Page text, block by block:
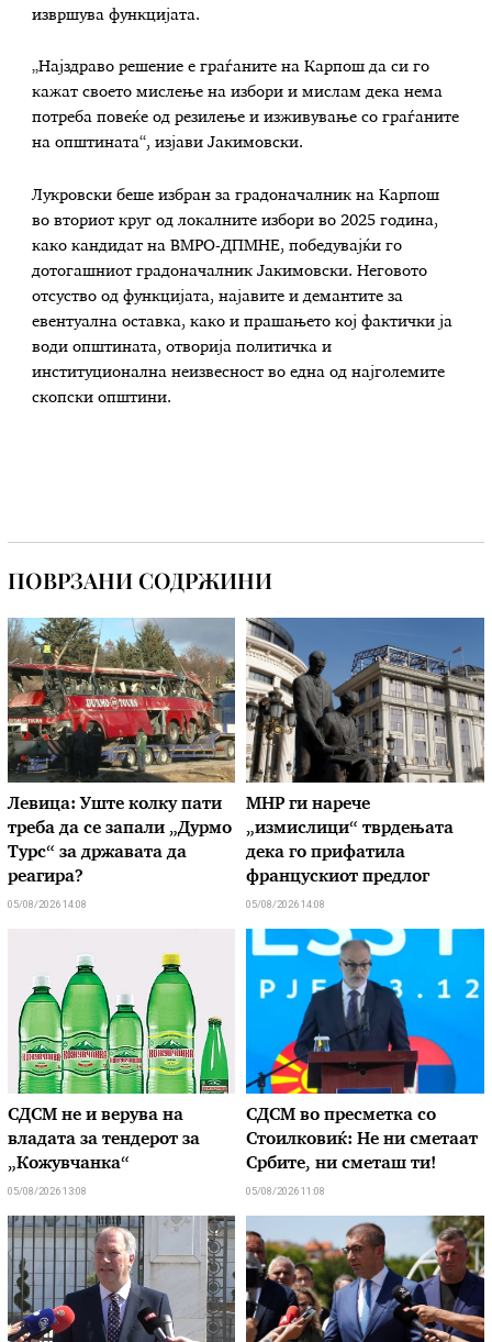
извршува функцијата.
„Најздраво решение е граѓаните на Карпош да си го
кажат своето мислење на избори и мислам дека нема
потреба повеќе од резилење и изживување со граѓаните
на општината“, изјави Јакимовски.
Лукровски беше избран за градоначалник на Карпош
во вториот круг од локалните избори во 2025 година,
како кандидат на ВМРО-ДПМНЕ, победувајќи го
дотогашниот градоначалник Јакимовски. Неговото
отсуство од функцијата, најавите и демантите за
евентуална оставка, како и прашањето кој фактички ја
води општината, отворија политичка и
институционална неизвесност во една од најголемите
скопски општини.
ПОВРЗАНИ СОДРЖИНИ
Левица: Уште колку пати
треба да се запали „Дурмо
Турс“ за државата да
реагира?
05/08/2026 14:08
МНР ги нарече
„измислици“ тврдењата
дека го прифатила
францускиот предлог
05/08/2026 14:08
СДСМ не и верува на
владата за тендерот за
„Кожувчанка“
05/08/2026 13:08
СДСМ во пресметка со
Стоилковиќ: Не ни сметаат
Србите, ни сметаш ти!
05/08/2026 11:08